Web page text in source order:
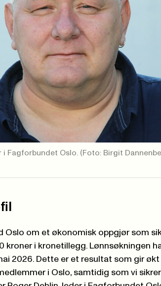
i Fagforbundet Oslo. (Foto: Birgit
Oslo om et økonomisk oppgjør som
kroner i kronetillegg. Lønnsøkningen
2026. Dette er et resultat som gir
i Oslo, samtidig som vi